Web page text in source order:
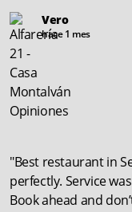
Vero
hace 1 mes
"Best restaurant in
perfectly. Service
Book ahead and